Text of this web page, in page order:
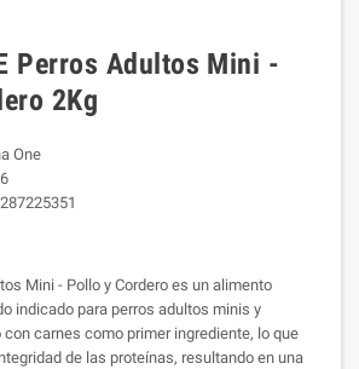
Perros Adultos Mini -
2Kg
One
Mini - Pollo y Cordero es un alimento
indicado para perros adultos minis y
con carnes como primer ingrediente, lo que
de las proteínas, resultando en una